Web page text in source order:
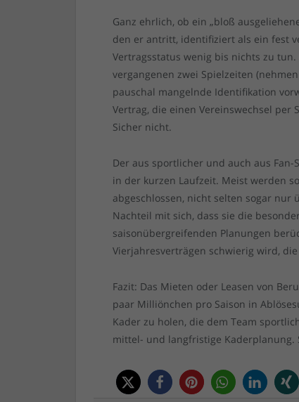
Ganz ehrlich, ob ein „bloß
den er antritt, identifiziert als ein fest
Vertragsstatus wenig bis nichts zu
vergangenen zwei Spielzeiten
pauschal mangelnde Identifikation
Vertrag, die einen Vereinswechsel per
Sicher nicht.
Der aus sportlicher und auch aus Fan-
in der kurzen Laufzeit. Meist werden
abgeschlossen, nicht selten sogar
Nachteil mit sich, dass sie die
saisonübergreifenden Planungen
Vierjahresverträgen schwierig wird,
Fazit: Das Mieten oder Leasen von
paar Milliönchen pro Saison in
Kader zu holen, die dem Team
mittel- und langfristige